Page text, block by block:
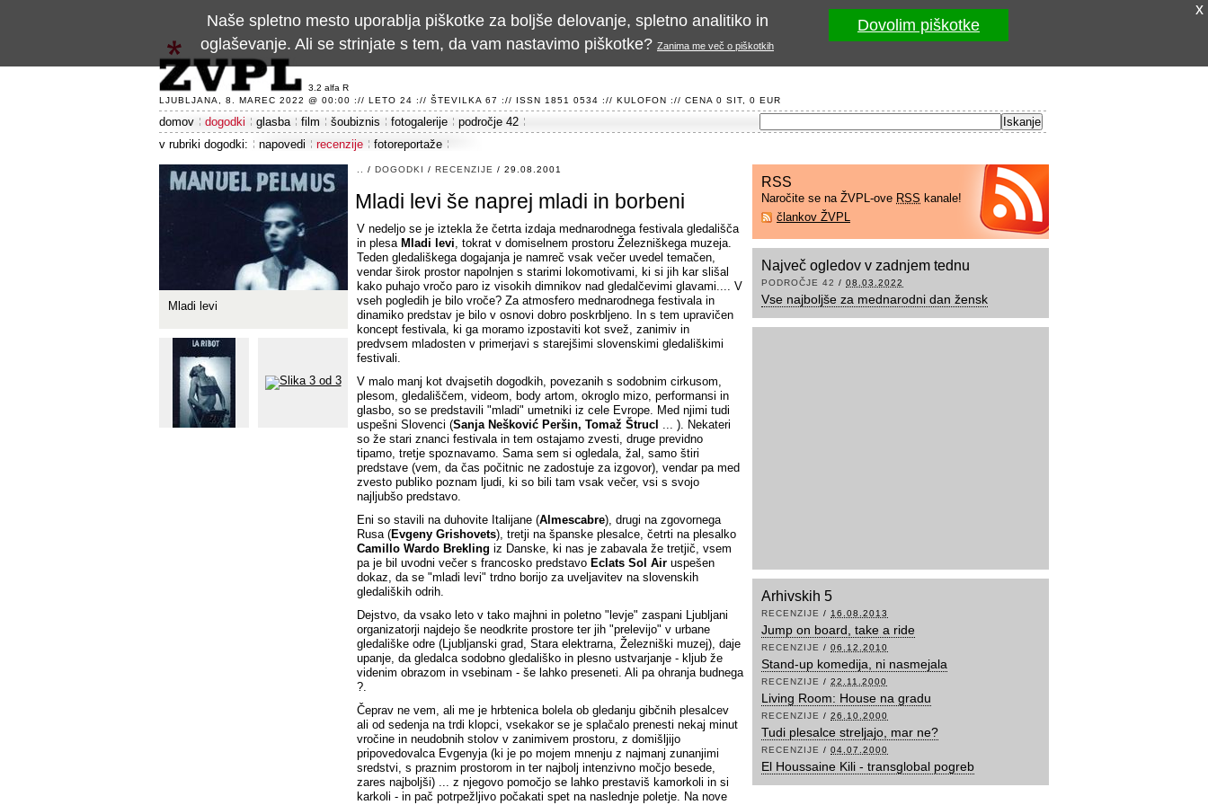
3.2 alfa R
LJUBLJANA, 8. MAREC 2022 @ 00:00 :// LETO 24 :// ŠTEVILKA 67 :// ISSN 1851 0534 :// KULOFON :// CENA 0 SIT, 0 EUR
domov dogodki glasba film šoubiznis fotogalerije
področje 42
v rubriki dogodki:
napovedi recenzije fotoreportaže
/ DOGODKI / RECENZIJE / 29.08.2001
Mladi levi še naprej mladi in borbeni
V nedeljo se je iztekla že četrta izdaja mednarodnega festivala gledališča
in plesa Mladi levi, tokrat v domiselnem prostoru Železniškega muzeja.
Teden gledališkega dogajanja je namreč vsak večer uvedel temačen,
vendar širok prostor napolnjen s starimi lokomotivami, ki si jih kar slišal
kako puhajo vročo paro iz visokih dimnikov nad gledalčevimi glavami.... V
vseh pogledih je bilo vroče? Za atmosfero mednarodnega festivala in
dinamiko predstav je bilo v osnovi dobro poskrbljeno. In s tem upravičen
koncept festivala, ki ga moramo izpostaviti kot svež, zanimiv in
predvsem mladosten v primerjavi s starejšimi slovenskimi gledališkimi
festivali.
V malo manj kot dvajsetih dogodkih, povezanih s sodobnim cirkusom,
plesom, gledališčem, videom, body artom, okroglo mizo, performansi in
glasbo, so se predstavili "mladi" umetniki iz cele Evrope. Med njimi tudi
uspešni Slovenci (Sanja Nešković Peršin, Tomaž Štrucl ... ). Nekateri
so že stari znanci festivala in tem ostajamo zvesti, druge previdno
tipamo, tretje spoznavamo. Sama sem si ogledala, žal, samo štiri
predstave (vem, da čas počitnic ne zadostuje za izgovor), vendar pa med
zvesto publiko poznam ljudi, ki so bili tam vsak večer, vsi s svojo
najljubšo predstavo.
Eni so stavili na duhovite Italijane (Almescabre), drugi na zgovornega
Rusa (Evgeny Grishovets), tretji na španske plesalce, četrti na plesalko
Camillo Wardo Brekling iz Danske, ki nas je zabavala že tretjič, vsem
pa je bil uvodni večer s francosko predstavo Eclats Sol Air uspešen
dokaz, da se "mladi levi" trdno borijo za uveljavitev na slovenskih
gledaliških odrih.
Dejstvo, da vsako leto v tako majhni in poletno "levje" zaspani Ljubljani
organizatorji najdejo še neodkrite prostore ter jih "prelevijo" v urbane
gledališke odre (Ljubljanski grad, Stara elektrarna, Železniški muzej), daje
upanje, da gledalca sodobno gledališko in plesno ustvarjanje - kljub že
videnim obrazom in vsebinam - še lahko preseneti. Ali pa ohranja budnega
?.
Čeprav ne vem, ali me je hrbtenica bolela ob gledanju gibčnih plesalcev
ali od sedenja na trdi klopci, vsekakor se je splačalo prenesti nekaj minut
vročine in neudobnih stolov v zanimivem prostoru, z domišljijo
pripovedovalca Evgenyja (ki je po mojem mnenju z najmanj zunanjimi
sredstvi, s praznim prostorom in ter najbolj intenzivno močjo besede,
zares najboljši) ... z njegovo pomočjo se lahko prestaviš kamorkoli in si
karkoli - in pač potrpežljivo počakati spet na naslednje poletje. Na nove
Mladi levi
RSS
Naročite se na ŽVPL-ove RSS kanale!
člankov ŽVPL
Največ ogledov v zadnjem tednu
PODROČJE 42 / 08.03.2022
Vse najboljše za mednarodni dan žensk
Arhivskih 5
RECENZIJE / 16.08.2013
Jump on board, take a ride
RECENZIJE / 06.12.2010
Stand-up komedija, ni nasmejala
RECENZIJE / 22.11.2000
Living Room: House na gradu
RECENZIJE / 26.10.2000
Tudi plesalce streljajo, mar ne?
RECENZIJE / 04.07.2000
El Houssaine Kili - transglobal pogreb
x
Naše spletno mesto uporablja piškotke za boljše delovanje, spletno analitiko in
oglaševanje. Ali se strinjate s tem, da vam nastavimo piškotke? Zanima me več o piškotkih
Dovolim piškotke